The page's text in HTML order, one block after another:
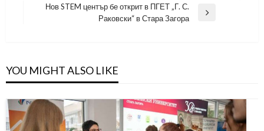
Нов STEM център бе открит в ПГЕТ „Г. С.
Раковски“ в Стара Загора
YOU MIGHT ALSO LIKE